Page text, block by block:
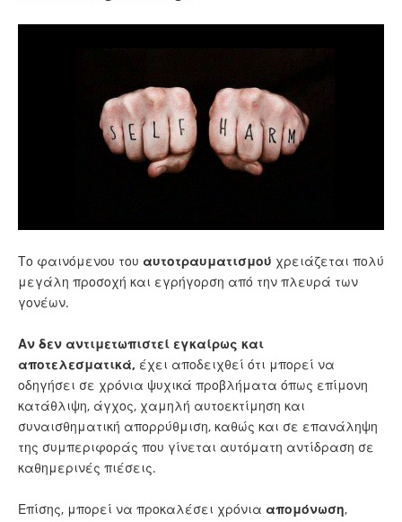
Το φαινόμενου του αυτοτραυματισμού χρειάζεται πολύ
μεγάλη προσοχή και εγρήγορση από την πλευρά των
γονέων.
Αν δεν αντιμετωπιστεί εγκαίρως και
αποτελεσματικά, έχει αποδειχθεί ότι μπορεί να
οδηγήσει σε χρόνια ψυχικά προβλήματα όπως επίμονη
κατάθλιψη, άγχος, χαμηλή αυτοεκτίμηση και
συναισθηματική απορρύθμιση, καθώς και σε επανάληψη
της συμπεριφοράς που γίνεται αυτόματη αντίδραση σε
καθημερινές πιέσεις.
Επίσης, μπορεί να προκαλέσει χρόνια απομόνωση,